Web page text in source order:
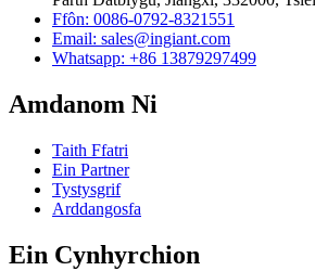
Ffôn: 0086-0792-8321551
Email: sales@ingiant.com
Whatsapp: +86 13879297499
Amdanom Ni
Taith Ffatri
Ein Partner
Tystysgrif
Arddangosfa
Ein Cynhyrchion